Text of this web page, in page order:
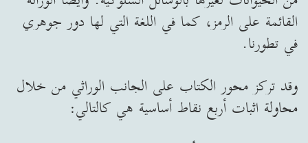
القائمة على الرمز، كما في اللغة التي لها دور جوهري
في تطورنا.
وقد تركز محور الكتاب على الجانب الوراثي من خلال
محاولة اثبات أربع نقاط أساسية هي كالتالي: